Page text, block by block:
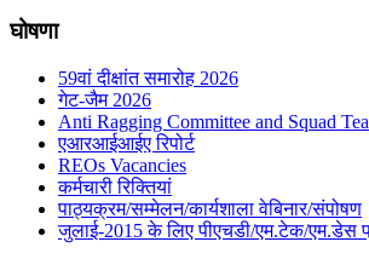
घोषणा
59वां दीक्षांत समारोह 2026
गेट-जैम 2026
Anti Ragging Committee and Squad
एआरआईआईए रिपोर्ट
REOs Vacancies
कर्मचारी रिक्तियां
पाठ्यक्रम/सम्मेलन/कार्यशाला वेबिनार/संपोषण
जुलाई-2015 के लिए पीएचडी/एम.टेक/एम.डेस